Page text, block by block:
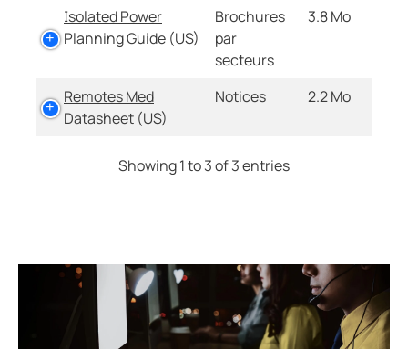
Isolated Power
Planning Guide (US)
Brochures
par
secteurs
3.8 Mo
Remotes Med
Datasheet (US)
Notices 2.2 Mo
Showing 1 to 3 of 3 entries